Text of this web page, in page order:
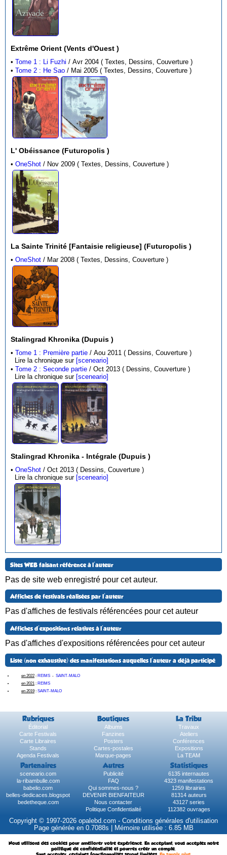
Extrême Orient (Vents d'Ouest )
•Tome 1 : Li Fuzhi
/ Avr 2004 ( Textes, Dessins, Couverture )
•Tome 2 : He Sao / Mai 2005 ( Textes, Dessins, Couverture )
L' Obéissance (Futuropolis )
•OneShot / Nov 2009 ( Textes, Dessins, Couverture )
La Sainte Trinité [Fantaisie religieuse] (Futuropolis )
•OneShot / Mar 2008 ( Textes, Dessins, Couverture )
Stalingrad Khronika (Dupuis )
•Tome 1 : Première partie
/ Aou 2011 ( Dessins, Couverture )
Lire la chronique sur [sceneario]
•Tome 2 : Seconde partie
/ Oct 2013 ( Dessins, Couverture )
Lire la chronique sur [sceneario]
Stalingrad Khronika - Intégrale (Dupuis )
•OneShot
/ Oct 2013 ( Dessins, Couverture )
Lire la chronique sur [sceneario]
Sites WEB faisant référence à l'auteur
Pas de site web enregistré pour cet auteur.
Affiches de festivals réalisées par l'auteur
Pas d'affiches de festivals référencées pour cet auteur
Affiches d'expositions relatives à l'auteur
Pas d'affiches d'expositions référencées pour cet auteur
Liste (non exhaustive) des manifestations auquelles l'auteur a déjà participé
en 2022 : REIMS - SAINT-MALO
en 2021 : REIMS
en 2019 : SAINT-MALO
Rubriques Boutiques La Tribu
Éditorial Albums
Travaux
Carte Festivals
Fanzines
Ateliers
Carte Libraires
Posters
Conférences
Stands
Cartes-postales
Expositions
Agenda Festivals
Marque-pages La TEAM
Partenaires Autres Statistiques
sceneario.com Publicité
6135 internautes
la-ribambulle.com
FAQ
4323 manifestations
babelio.com
Qui sommes-nous ?
1259 librairies
belles-dedicaces.blogspot
DEVENIR BIENFAITEUR
81314 auteurs
bedetheque.com
Nous contacter
43127 series
Politique Confidentialité
112382 ouvrages
Copyright © 1997-2026 opalebd.com - Conditions générales d'utilisation
Page générée en 0.7088s | Mémoire utilisée : 6.85 MB
Nous utilisons des cookies pour améliorer votre expérience. En acceptant, vous acceptez notre
politique de confidentialité et pourrez créer un compte.